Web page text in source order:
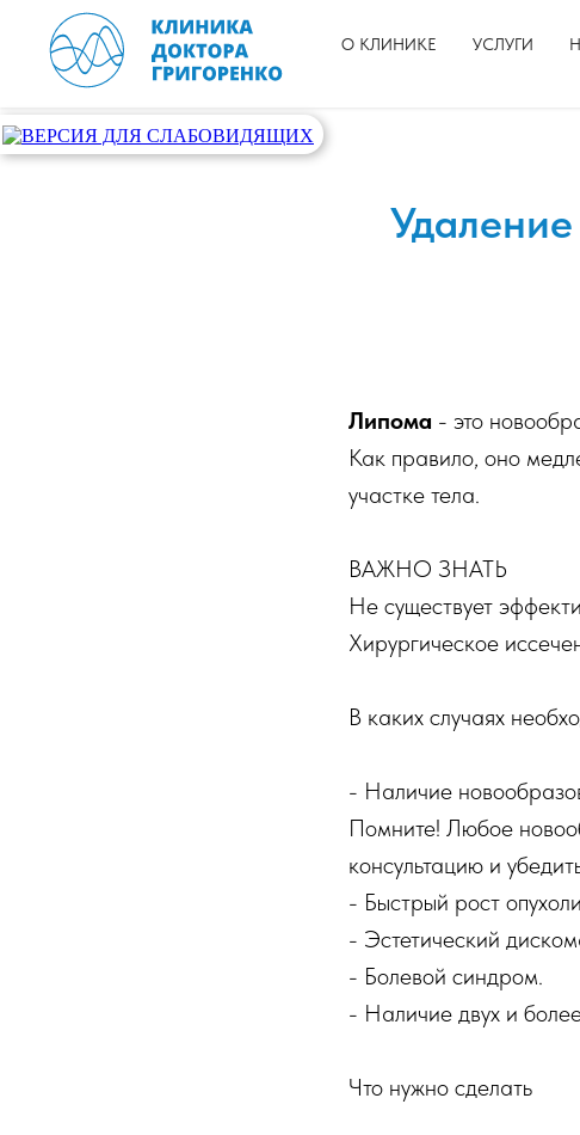
О КЛИНИКЕ УСЛУГИ
Липома - это
Как правило, оно
участке тела.
ВАЖНО ЗНАТЬ
Не существует
Хирургическое
В каких случаях
- Наличие
Помните! Любое
консультацию и
- Быстрый рост
- Эстетический
- Болевой синдром.
- Наличие двух и
Что нужно сделать